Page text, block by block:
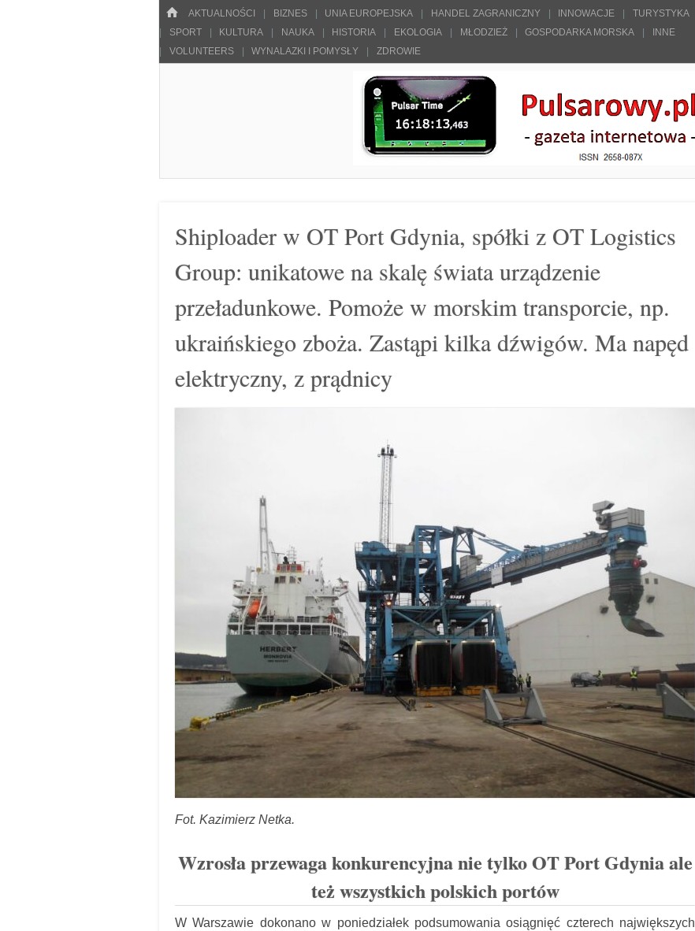
HOME
Menu
SKOCZ DO TREŚCI
AKTUALNOŚCI BIZNES UNIA EUROPEJSKA HANDEL ZAGRANICZNY INNOWACJE
TURYSTYKA
SPORT
KULTURA NAUKA HISTORIA EKOLOGIA MŁODZIEŻ GOSPODARKA MORSKA
INNE
VOLUNTEERS
WYNALAZKI I POMYSŁY ZDROWIE
Shiploader w OT Port Gdynia, spółki z OT Logistics
Group: unikatowe na skalę świata urządzenie
przeładunkowe. Pomoże w morskim transporcie, np.
ukraińskiego zboża. Zastąpi kilka dźwigów. Ma napęd
elektryczny, z prądnicy
Fot. Kazimierz Netka.
Wzrosła przewaga konkurencyjna nie tylko OT Port Gdynia ale
też wszystkich polskich portów
W Warszawie dokonano w poniedziałek podsumowania osiągnięć czterech największych